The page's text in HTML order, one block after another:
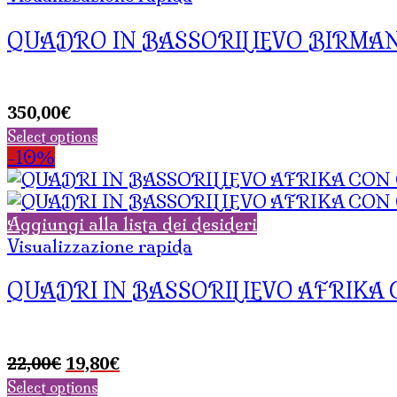
QUADRO IN BASSORILIEVO
350,00€
Select options
-10%
Aggiungi alla lista dei desideri
Visualizzazione rapida
QUADRI IN BASSORILIEVO AFRIKA
22,00€ Il
prezzo
19,80€Il
Select options